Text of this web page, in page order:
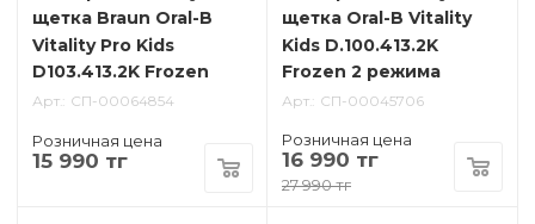
щетка Braun Oral-B
Vitality Pro Kids
D103.413.2K Frozen
Арт. СП-00064854
Розничная цена
15 990 тг
щетка Oral-B Vitality
Kids D.100.413.2K
Frozen 2 режима
Арт. СП-00045706
Розничная цена
16 990 тг
27 990 тг